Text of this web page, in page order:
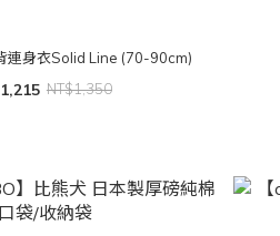
連身衣Solid Line (70-90cm)
NT$1,350